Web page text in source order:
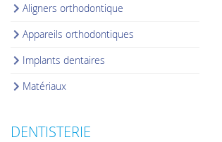
Aligners orthodontique
Appareils orthodontiques
Implants dentaires
Matériaux
DENTISTERIE